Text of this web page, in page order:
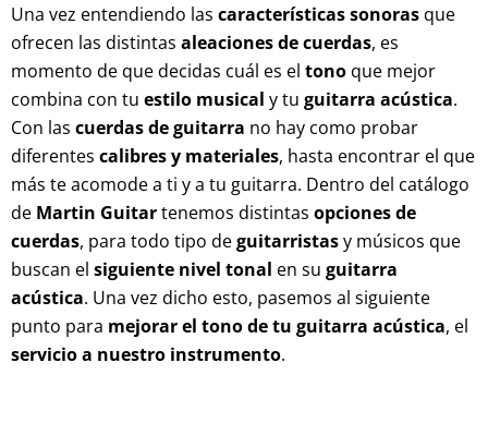
Una vez entendiendo las características sonoras que
ofrecen las distintas aleaciones de cuerdas, es
momento de que decidas cuál es el tono que mejor
combina con tu estilo musical y tu guitarra acústica.
Con las cuerdas de guitarra no hay como probar
diferentes calibres y materiales, hasta encontrar el que
más te acomode a ti y a tu guitarra. Dentro del catálogo
de Martin Guitartenemos distintas opciones de
cuerdas, para todo tipo deguitarristasy músicos que
buscan el siguiente nivel tonal en su guitarra
acústica. Una vez dicho esto, pasemos al siguiente
punto para mejorar el tono de tu guitarra acústica, el
servicio a nuestro instrumento.